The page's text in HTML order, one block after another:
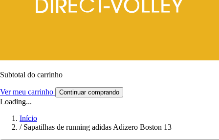
Subtotal do carrinho
Ver meu carrinho Continuar comprando
Loading...
Início
/ Sapatilhas de running adidas Adizero Boston 13